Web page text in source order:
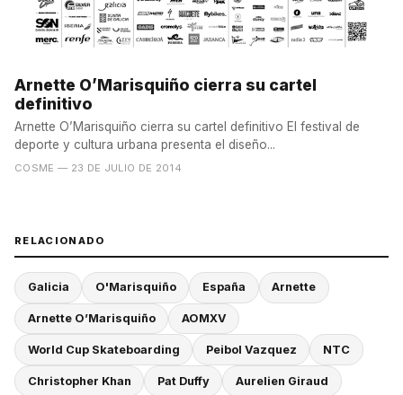
Arnette O’Marisquiño cierra su cartel
definitivo
Arnette O’Marisquiño cierra su cartel definitivo El festival de
deporte y cultura urbana presenta el diseño...
COSME — 23 DE JULIO DE 2014
RELACIONADO
Galicia O'Marisquiño España Arnette
Arnette O’Marisquiño AOMXV
World Cup Skateboarding Peibol Vazquez NTC
Christopher Khan Pat Duffy Aurelien Giraud